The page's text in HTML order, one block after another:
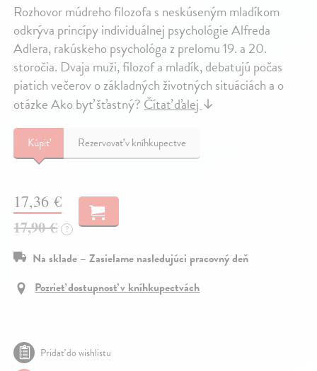
Rozhovor múdreho filozofa s neskúseným mladíkom
odkrýva princípy individuálnej psychológie Alfreda
Adlera, rakúskeho psychológa z prelomu 19. a 20.
storočia. Dvaja muži, filozof a mladík, debatujú počas
piatich večerov o základných životných situáciách a o
otázke Ako byť šťastný? Čítať ďalej ↓
Kúpiť Rezervovať v kníhkupectve
17,36 €
17,90 € ?
Na sklade – Zasielame nasledujúci pracovný deň
Pozrieť dostupnosť v kníhkupectvách
Pridať do wishlistu